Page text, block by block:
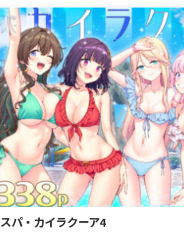
スパ・カイラクーア4